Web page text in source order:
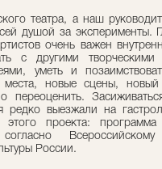
театра, а наш
душой за эксперименты.
очень важен
с другими
уметь и
места, новые сцены,
переоценить.
редко выезжали на
проекта: программа
России.